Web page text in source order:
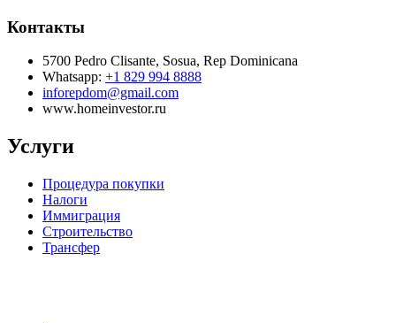
Контакты
5700 Pedro Clisante, Sosua, Rep Dominicana
Whatsapp: +1 829 994 8888
inforepdom@gmail.com
www.homeinvestor.ru
Услуги
Процедура покупки
Налоги
Иммиграция
Строительство
Трансфер